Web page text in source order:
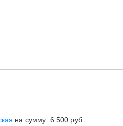
на сумму 6 500 руб.